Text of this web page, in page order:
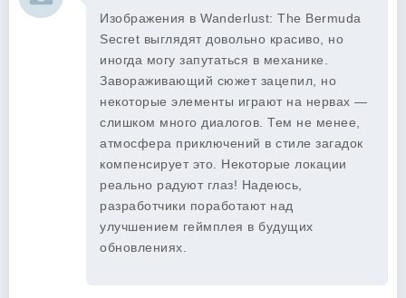
Изображения в Wanderlust: The Bermuda
Secret выглядят довольно красиво, но
иногда могу запутаться в механике.
Завораживающий сюжет зацепил, но
некоторые элементы играют на нервах —
слишком много диалогов. Тем не менее,
атмосфера приключений в стиле загадок
компенсирует это. Некоторые локации
реально радуют глаз! Надеюсь,
разработчики поработают над
улучшением геймплея в будущих
обновлениях.